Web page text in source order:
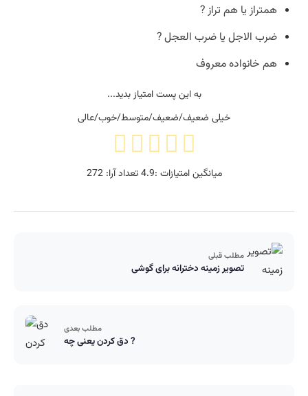
همتراز یا هم تراز ?
ضرب الاجل یا ضرب العجل ?
هم خانواده معروف
به این پست امتیاز بدید...
خیلی ضعیف/ضعیف/متوسط/خوب/عالی
میانگین امتیازات :4.9تعداد آرا:272
مطلب قبلی
تصویر زمینه دخترانه برای گوشی
مطلب بعدی
دق کردن یعنی چه ?